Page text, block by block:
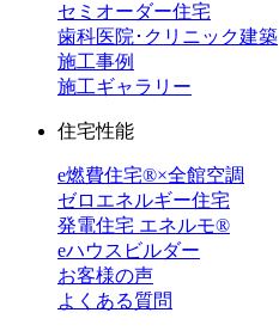
セミオーダー住宅
歯科医院･クリニック建築
施工事例
施工ギャラリー
住宅性能
e燃費住宅®︎×全館空調
ゼロエネルギー住宅
発電住宅 エネルモ®
eハウスビルダー
お客様の声
よくある質問